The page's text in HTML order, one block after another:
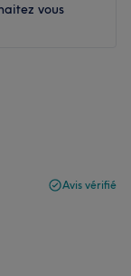
vous
Avis vérifié